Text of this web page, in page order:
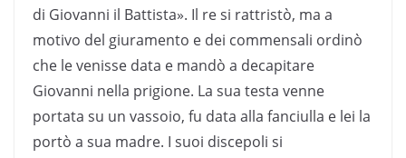
di Giovanni il Battista». Il re si rattristò, ma a
motivo del giuramento e dei commensali ordinò
che le venisse data e mandò a decapitare
Giovanni nella prigione. La sua testa venne
portata su un vassoio, fu data alla fanciulla e lei la
portò a sua madre. I suoi discepoli si